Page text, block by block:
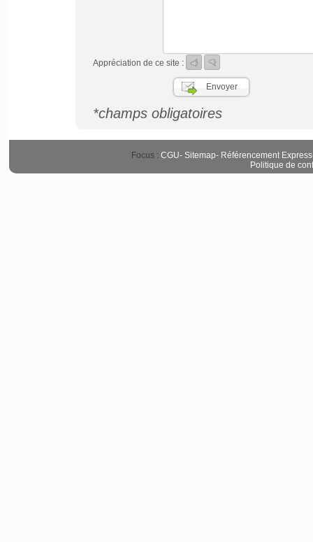
Appréciation de ce site :
*champs obligatoires
Focus : CGU- Sitemap- Référencement Express
Politique de